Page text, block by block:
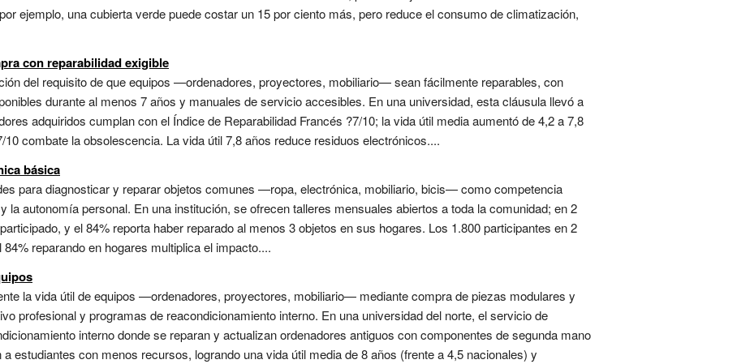
ejemplo, una cubierta verde puede costar un 15 por ciento más, pero reduce el consumo de climatización,
con reparabilidad exigible
del requisito de que equipos —ordenadores, proyectores, mobiliario— sean fácilmente reparables, con
durante al menos 7 años y manuales de servicio accesibles. En una universidad, esta cláusula llevó a
adquiridos cumplan con el Índice de Reparabilidad Francés ?7/10; la vida útil media aumentó de 4,2 a 7,8
combate la obsolescencia. La vida útil 7,8 años reduce residuos electrónicos....
básica
para diagnosticar y reparar objetos comunes —ropa, electrónica, mobiliario, bicis— como competencia
la autonomía personal. En una institución, se ofrecen talleres mensuales abiertos a toda la comunidad; en 2
y el 84% reporta haber reparado al menos 3 objetos en sus hogares. Los 1.800 participantes en 2
reparando en hogares multiplica el impacto....
la vida útil de equipos —ordenadores, proyectores, mobiliario— mediante compra de piezas modulares y
profesional y programas de reacondicionamiento interno. En una universidad del norte, el servicio de
interno donde se reparan y actualizan ordenadores antiguos con componentes de segunda mano
estudiantes con menos recursos, logrando una vida útil media de 8 años (frente a 4,5 nacionales) y